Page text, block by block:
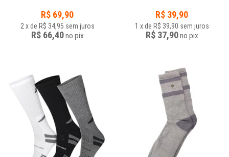
R$ 69,90
2 x de R$ 34,95 sem juros
R$ 66,40no pix
R$ 39,90
1 x de R$ 39,90 sem juros
R$ 37,90no pix